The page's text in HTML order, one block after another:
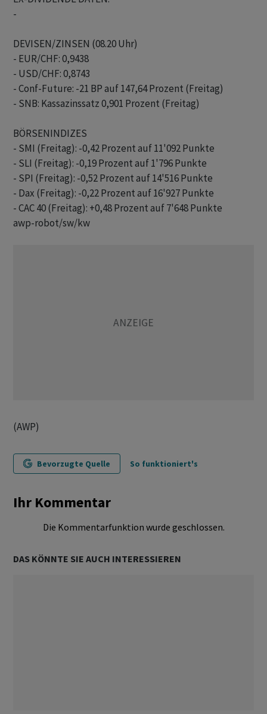
-
DEVISEN/ZINSEN (08.20 Uhr)
- EUR/CHF: 0,9438
- USD/CHF: 0,8743
- Conf-Future: -21 BP auf 147,64 Prozent (Freitag)
- SNB: Kassazinssatz 0,901 Prozent (Freitag)
BÖRSENINDIZES
- SMI (Freitag): -0,42 Prozent auf 11'092 Punkte
- SLI (Freitag): -0,19 Prozent auf 1'796 Punkte
- SPI (Freitag): -0,52 Prozent auf 14'516 Punkte
- Dax (Freitag): -0,22 Prozent auf 16'927 Punkte
awp-robot/sw/kw
(AWP)
Bevorzugte Quelle So funktioniert's
Ihr Kommentar
Die Kommentarfunktion wurde geschlossen.
DAS KÖNNTE SIE AUCH INTERESSIEREN